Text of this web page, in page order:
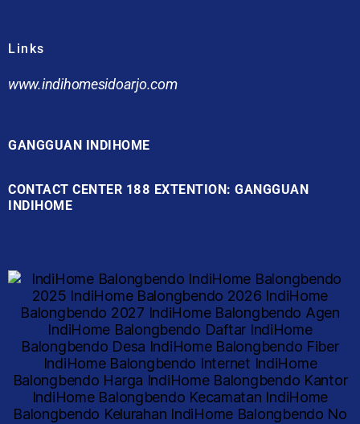
Links
www.indihomesidoarjo.com
GANGGUAN INDIHOME
CONTACT CENTER 188 EXTENTION: GANGGUAN
INDIHOME